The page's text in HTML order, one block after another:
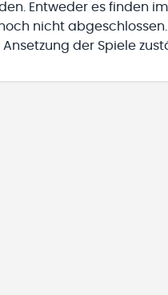
Entweder es finden
nicht
der Spiele